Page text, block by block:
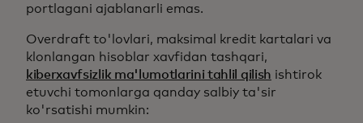
portlagani ajablanarli emas.
Overdraft to'lovlari, maksimal kredit kartalari va
klonlangan hisoblar xavfidan tashqari,
kiberxavfsizlik ma'lumotlarini tahlil qilish ishtirok
etuvchi tomonlarga qanday salbiy ta'sir
ko'rsatishi mumkin: